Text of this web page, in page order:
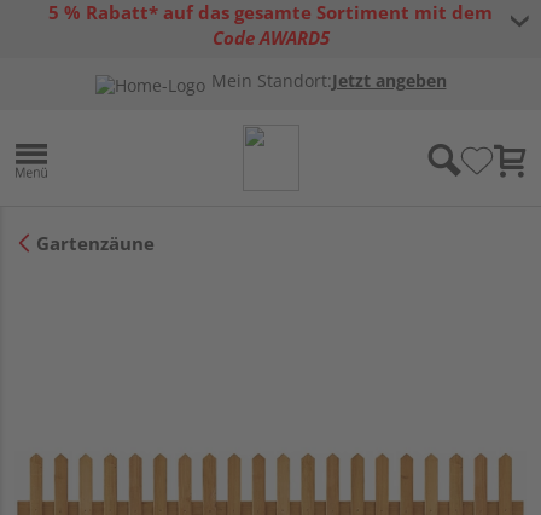
5 % Rabatt* auf das gesamte Sortiment mit dem
Code AWARD5
Gutscheinbedingungen
Mein Standort:Jetzt angeben
Gartenzäune